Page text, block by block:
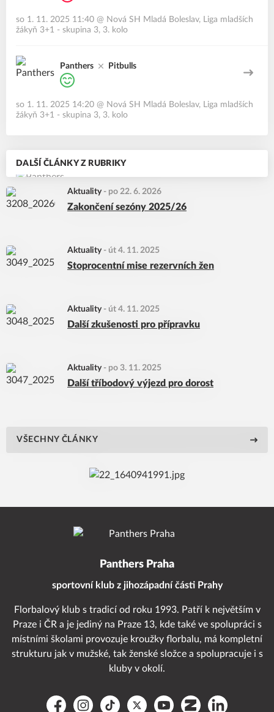
so 1. 11. 2025 11:40 @ Nová SH Mladá Boleslav, Liga mladších
žákyň 3+1 - skupina 3, 3. kolo
Panthers Pitbulls
so 1. 11. 2025 14:20 @ Nová SH Mladá Boleslav, Liga mladších
žákyň 3+1 - skupina 3, 3. kolo
DALŠÍ ČLÁNKY Z RUBRIKY
Aktuality - po 22. 6. 2026
Zakončení sezóny 2025/26
Aktuality - út 4. 11. 2025
Stoprocentní mise rezervních žen
Aktuality - út 4. 11. 2025
Další zkušenosti pro přípravku
Aktuality - po 3. 11. 2025
Další tříbodový výjezd pro dorost
VŠECHNY ČLÁNKY
Panthers Praha
sportovní klub z jihozápadní části Prahy
Florbalový klub s tradicí od roku 1993. Patří k největším v
Praze i ČR a je jediný na Praze 13, kde také ve spolupráci s
místními školami provozuje kroužky florbalu, má kompletní
strukturu jak v mužské, tak ženské složce a spolupracuje i s
kluby v okolí.